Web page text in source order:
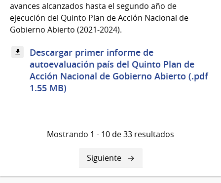
avances alcanzados hasta el segundo año de
ejecución del Quinto Plan de Acción Nacional de
Gobierno Abierto (2021-2024).
Descargar primer informe de
autoevaluación país del Quinto Plan de
Acción Nacional de Gobierno Abierto (.pdf
1.55 MB)
Mostrando 1 - 10 de 33 resultados
Siguiente
página
Siguiente